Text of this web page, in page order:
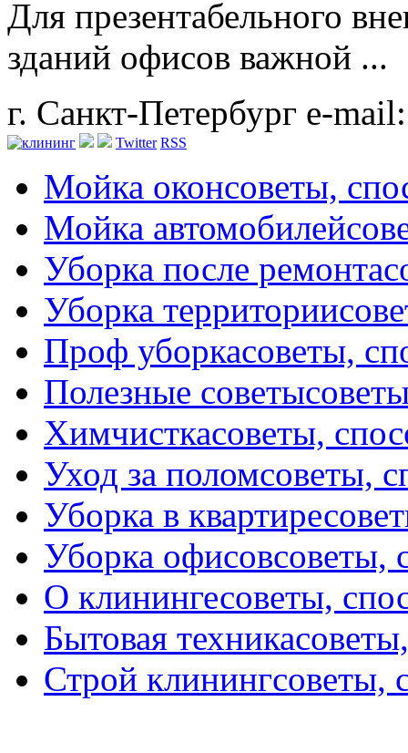
Для презентабельного
зданий офисов важной ...
г. Санкт-Петербург e-
Twitter RSS
Мойка оконсоветы,
Мойка автомобилей
Уборка после ремонта
Уборка территории
Проф уборкасоветы,
Полезные советы
Химчисткасоветы,
Уход за поломсоветы,
Уборка в квартире
Уборка офисовсоветы,
О клинингесоветы,
Бытовая техника
Строй клинингсоветы,